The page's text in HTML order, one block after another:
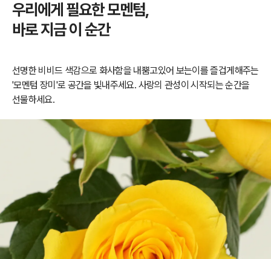
우리에게 필요한 모멘텀,
바로 지금 이 순간
선명한 비비드 색감으로 화사함을 내뿜고있어 보는이를 즐겁게해주는
'모멘텀 장미'로 공간을 빛내주세요. 사랑의 관성이 시작되는 순간을
선물하세요.